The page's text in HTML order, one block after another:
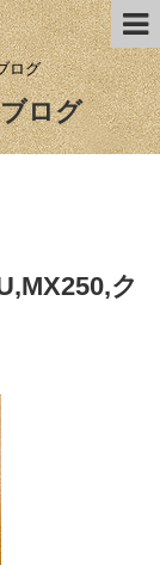
ログ
ログ
ク